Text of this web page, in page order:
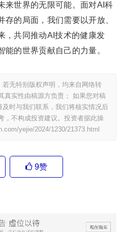
来世界的无限可能。面对AI科
的局面，我们需要以开放、
，共同推动AI技术的健康发
能的世界贡献自己的力量。
无特别版权声明，均来自网络转
真实性由稿源方负责； 如果您对稿
时与我们联系，我们将核实情况后
，不构成投资建议。投资者据此操
yejie/2024/1230/21373.html
9赞